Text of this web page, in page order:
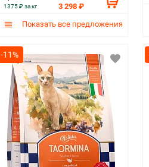
1375 ₽ за кг 3 298 ₽
Показать все предложения
-11%